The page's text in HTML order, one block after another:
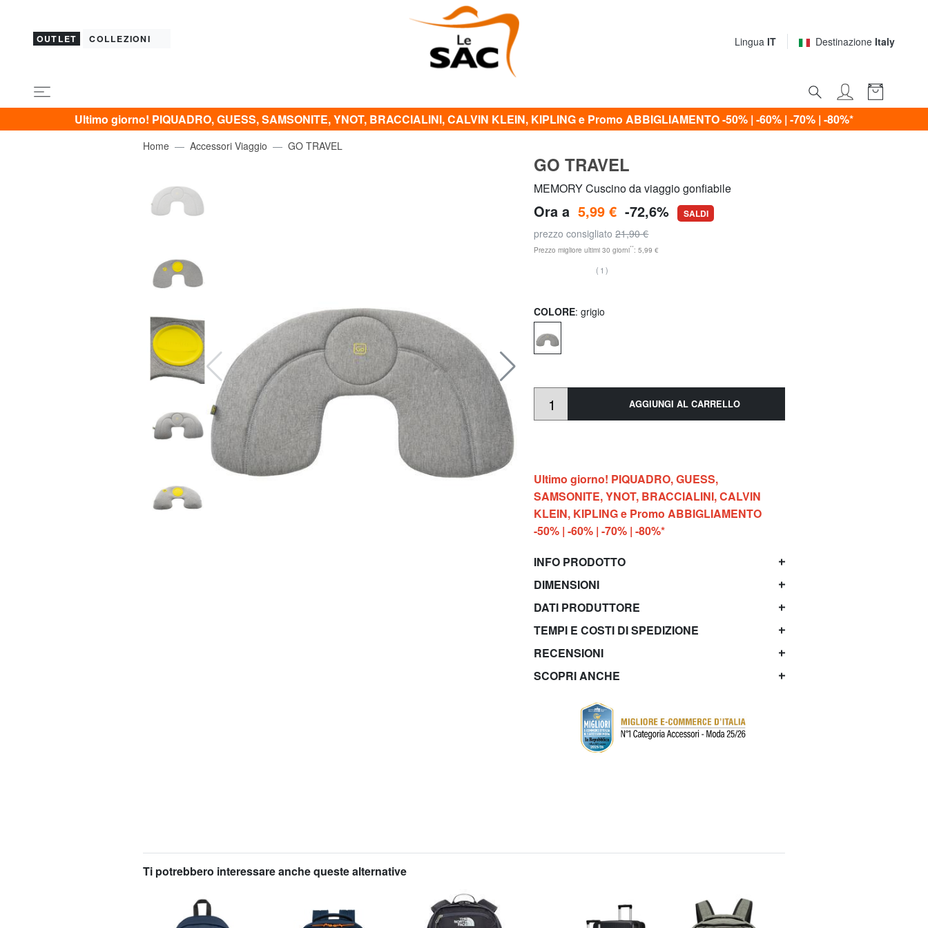
OUTLET COLLEZIONI Lingua IT Destinazione Italy
Ultimo giorno! PIQUADRO, GUESS, SAMSONITE, YNOT, BRACCIALINI, CALVIN KLEIN, KIPLING e Promo ABBIGLIAMENTO -50% | -60% | -70% | -80%*
Home Accessori Viaggio GO TRAVEL
GO TRAVEL
MEMORY Cuscino da viaggio gonfiabile
Ora a 5,99 € -72,6% SALDI
prezzo consigliato21,90 €
Prezzo migliore ultimi 30 giorni**: 5,99 €
(1)
COLORE: grigio
AGGIUNGI AL CARRELLO
Ultimo giorno! PIQUADRO, GUESS,
SAMSONITE, YNOT, BRACCIALINI, CALVIN
KLEIN, KIPLING e Promo ABBIGLIAMENTO
-50% | -60% | -70% | -80%*
INFO PRODOTTO
DIMENSIONI
DATI PRODUTTORE
TEMPI E COSTI DI SPEDIZIONE
RECENSIONI
SCOPRI ANCHE
Ti potrebbero interessare anche queste alternative